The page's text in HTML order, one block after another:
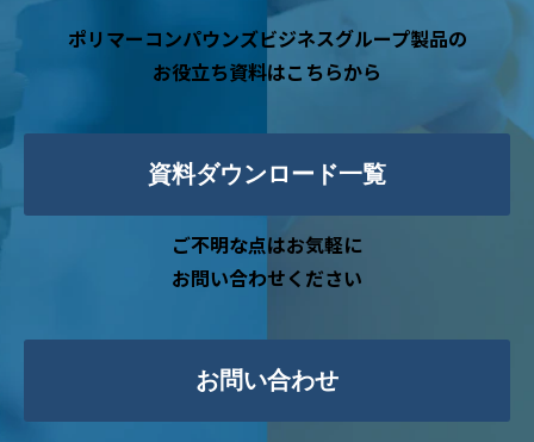
ポリマーコンパウンズビジネスグループ製品の
お役立ち資料はこちらから
資料ダウンロード一覧
ご不明な点はお気軽に
お問い合わせください
お問い合わせ